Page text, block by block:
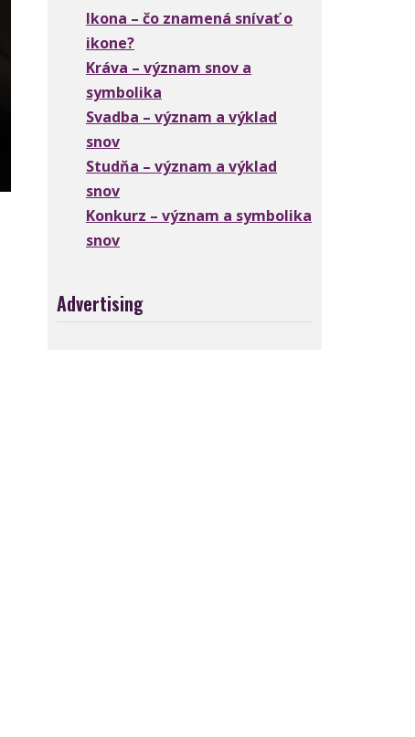
Ikona – čo znamená snívať o
ikone?
Kráva – význam snov a
symbolika
Svadba – význam a výklad
snov
Studňa – význam a výklad
snov
Konkurz – význam a symbolika
snov
Advertising